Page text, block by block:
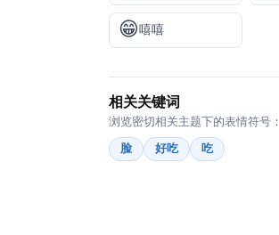
😁嘻嘻
相关关键词
浏览密切相关主题下的表情符号：
脸
好吃 吃